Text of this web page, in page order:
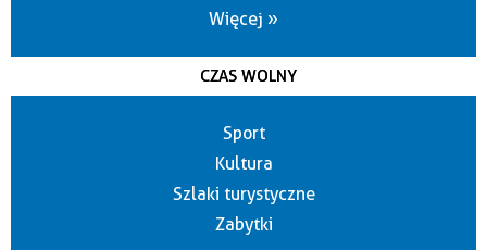
Więcej »
CZAS WOLNY
Sport
Kultura
Szlaki turystyczne
Zabytki